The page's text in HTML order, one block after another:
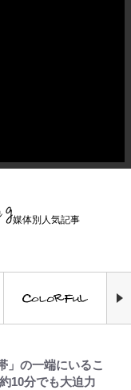
媒体別人気記事
」の一端にいるこ
10分でも大迫力
と 第1回
りイケメン近影に
たのに」反響 視
このジャンルはそ
」江口寿史が炎上
る前に妊娠しま
悪役令嬢です
はなぜ私服なの
やめ等身大の自
ああ！｣本田圭
漆黒×蛍光レッド